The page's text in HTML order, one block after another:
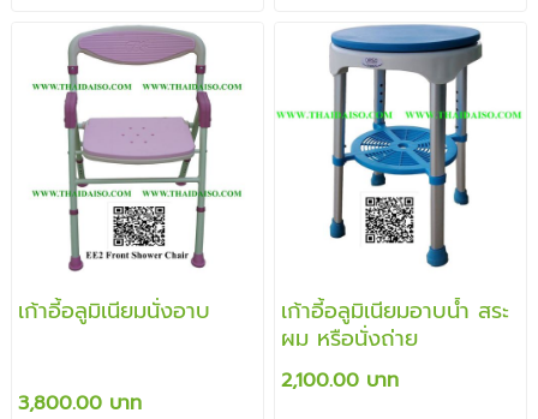
เก้าอี้อลูมิเนียมนั่งอาบ
3,800.00 บาท
เก้าอี้อลูมิเนียมอาบน้ำ สระ
ผม หรือนั่งถ่าย
2,100.00 บาท